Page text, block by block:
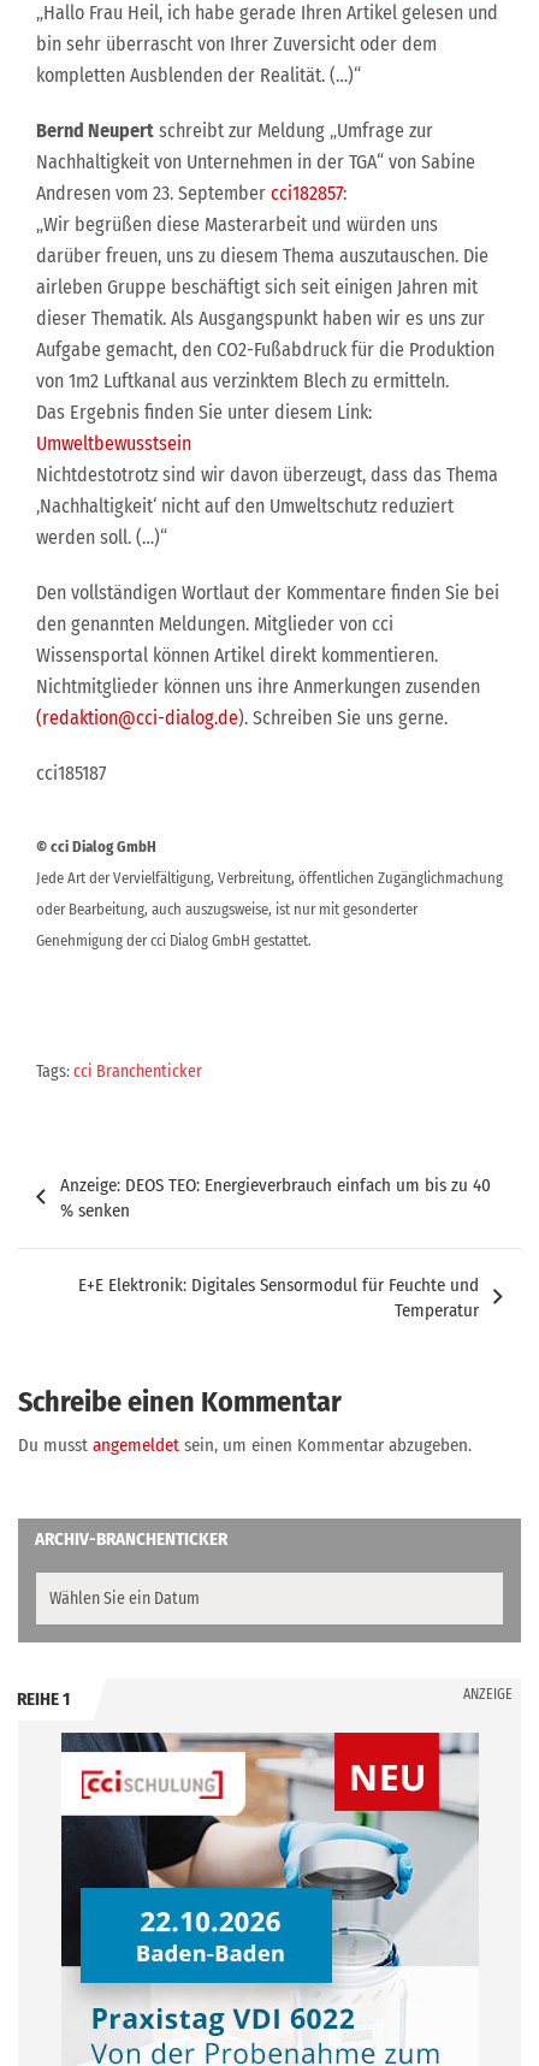
„Hallo Frau Heil, ich habe gerade Ihren Artikel gelesen und
bin sehr überrascht von Ihrer Zuversicht oder dem
kompletten Ausblenden der Realität. (…)“
Bernd Neupert schreibt zur Meldung „Umfrage zur
Nachhaltigkeit von Unternehmen in der TGA“ von Sabine
Andresen vom 23. September cci182857:
„Wir begrüßen diese Masterarbeit und würden uns
darüber freuen, uns zu diesem Thema auszutauschen. Die
airleben Gruppe beschäftigt sich seit einigen Jahren mit
dieser Thematik. Als Ausgangspunkt haben wir es uns zur
Aufgabe gemacht, den CO2-Fußabdruck für die Produktion
von 1m2 Luftkanal aus verzinktem Blech zu ermitteln.
Das Ergebnis finden Sie unter diesem Link:
Umweltbewusstsein
Nichtdestotrotz sind wir davon überzeugt, dass das Thema
‚Nachhaltigkeit‘ nicht auf den Umweltschutz reduziert
werden soll. (…)“
Den vollständigen Wortlaut der Kommentare finden Sie bei
den genannten Meldungen. Mitglieder von cci
Wissensportal können Artikel direkt kommentieren.
Nichtmitglieder können uns ihre Anmerkungen zusenden
(redaktion@cci-dialog.de). Schreiben Sie uns gerne.
cci185187
© cci Dialog GmbH
Jede Art der Vervielfältigung, Verbreitung, öffentlichen Zugänglichmachung
oder Bearbeitung, auch auszugsweise, ist nur mit gesonderter
Genehmigung der cci Dialog GmbH gestattet.
Tags:cci Branchenticker
Beitragsnavigation
Anzeige: DEOS TEO: Energieverbrauch einfach um bis zu 40
% senken
E+E Elektronik: Digitales Sensormodul für Feuchte und
Temperatur
Schreibe einen Kommentar
Du musst angemeldet sein, um einen Kommentar abzugeben.
ARCHIV-BRANCHENTICKER
REIHE 1 ANZEIGE